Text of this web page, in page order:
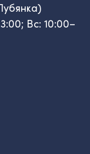
Вс: 10:00–